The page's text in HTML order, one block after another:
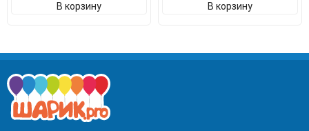
В корзину В корзину